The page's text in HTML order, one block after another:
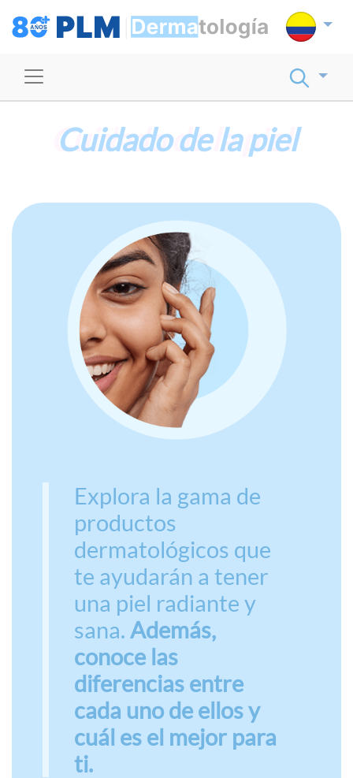
Cuidado de la piel
Explora la gama de
productos
dermatológicos que
te ayudarán a tener
una piel radiante y
sana. Además,
conoce las
diferencias entre
cada uno de ellos y
cuál es el mejor para
ti.